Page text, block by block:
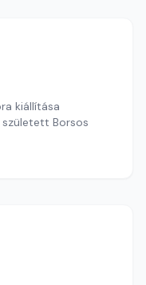
kiállítása
született Borsos